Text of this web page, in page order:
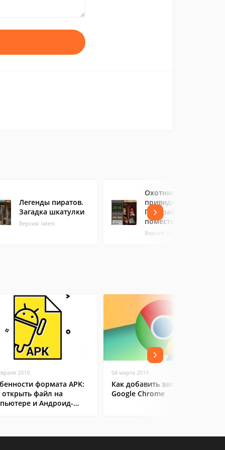
Легенды пиратов.
Загадка шкатулки
Версия: latest
Охотники за
привидениями.
Призраки в
поместье Мажести
Версия: latest
2019
формата APK:
файл на
и Андроид-
04 марта 2019
Как добавить закладку в
Google Chrome